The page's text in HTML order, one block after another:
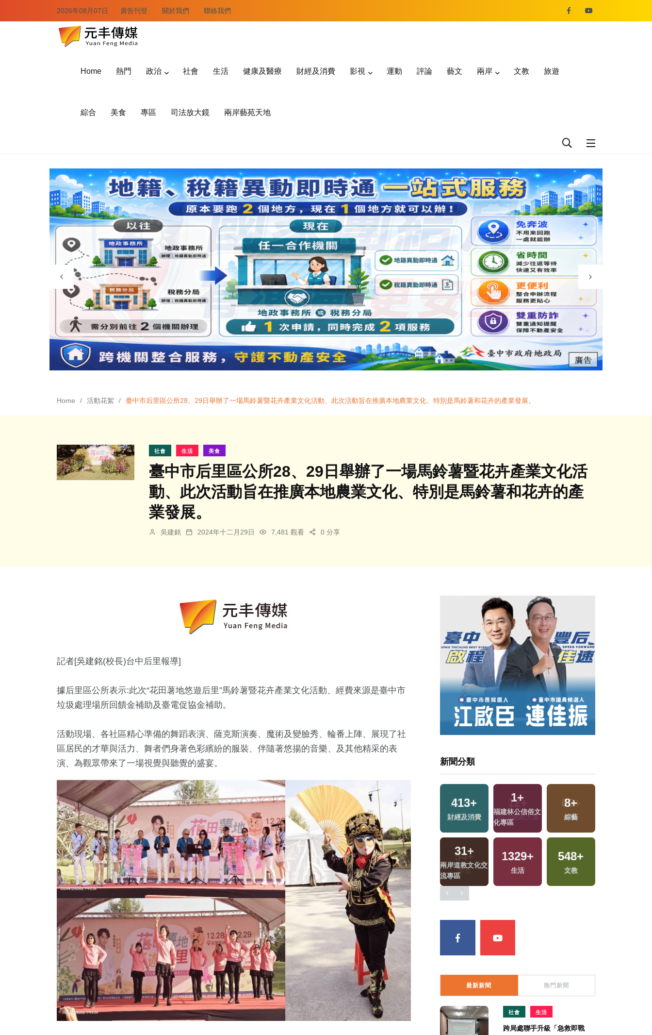
2026年08月07日 廣告刊登 關於我們 聯絡我們
Home 熱門 政治 社會 生活 健康及醫療 財經及消費 影視 運動 評論 藝文 兩岸 文教 旅遊
綜合 美食 專區 司法放大鏡 兩岸藝苑天地
Home 活動花絮 臺中市后里區公所28、29日舉辦了一場馬鈴薯暨花卉產業文化活動、此次活動旨在推廣本地農業文化、特別是馬鈴薯和花卉的產業發展。
社會 生活 美食
臺中市后里區公所28、29日舉辦了一場馬鈴薯暨花卉產業文化活
動、此次活動旨在推廣本地農業文化、特別是馬鈴薯和花卉的產
業發展。
吳建銘 2024年十二月29日 7,481 觀看 0 分享
記者[吳建銘(校長)台中后里報導]
據后里區公所表示:此次“花田薯地悠遊后里”馬鈴薯暨花卉產業文化活動、經費來源是臺中市
垃圾處理場所回饋金補助及臺電促協金補助。
活動現場、各社區精心準備的舞蹈表演、薩克斯演奏、魔術及變臉秀、輪番上陣、展現了社
區居民的才華與活力、舞者們身著色彩繽紛的服裝、伴隨著悠揚的音樂、及其他精采的表
演、為觀眾帶來了一場視覺與聽覺的盛宴。
新聞分類
+
演唱會
287 +
熱門
894+
政治
27+
2024立委選戰
56+
兩岸
1135+
社會
210+
藝文
12 +
2024總統大選
54+
影視
14+
評論
562
綜合
413+
財經及消費
1+
福建林公信俗文
化專區
8+
綜藝
31+
兩岸道教文化交
流專區
1329+
生活
548+
文教
最新新聞 熱門新聞
社會 生活
跨局處聯手升級「急救即戰